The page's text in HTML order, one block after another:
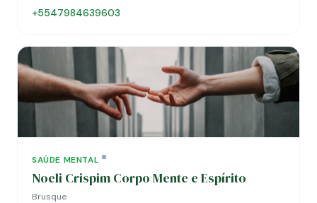
+5547984639603
SAÚDE MENTAL
Noeli Crispim Corpo Mente e Espírito
Brusque